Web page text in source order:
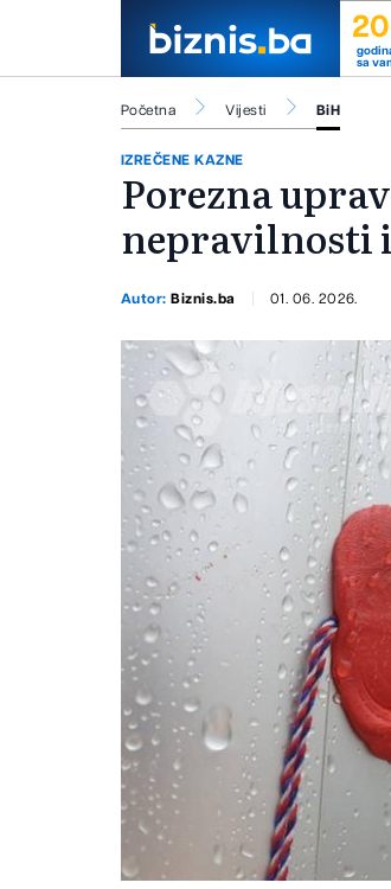
sa
Početna Vijesti BiH
IZREČENE KAZNE
Porezna
nepravilnosti
Autor:Biznis.ba 01. 06. 2026.